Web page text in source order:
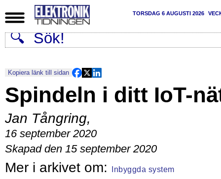
TORSDAG 6 AUGUSTI 2026
Kopiera länk till sidan
Spindeln i ditt IoT-
Jan Tångring,
16 september 2020
Skapad den 15 september 2020
Inbyggda system